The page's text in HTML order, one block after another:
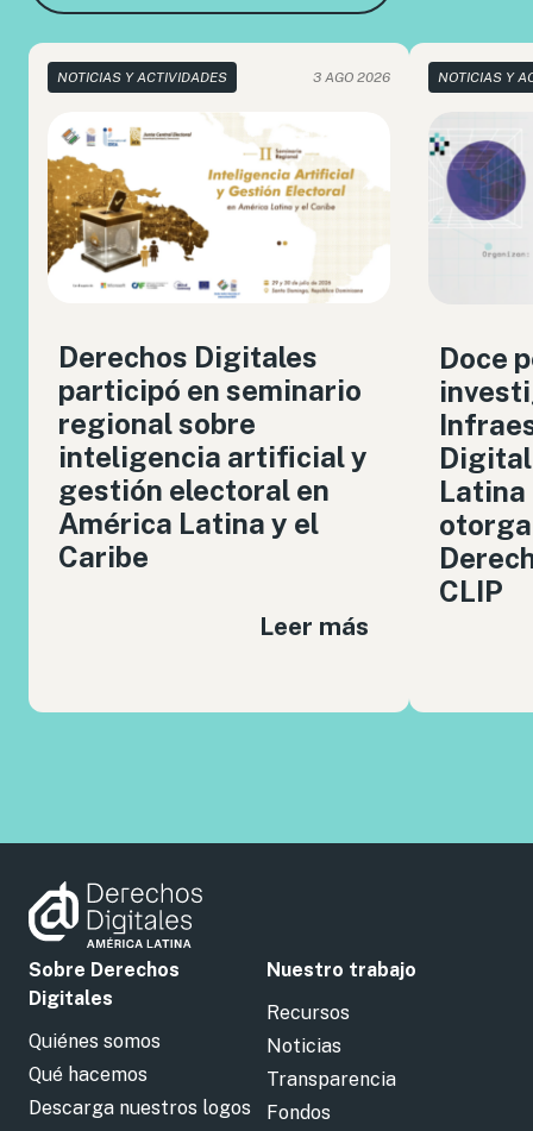
NOTICIAS Y ACTIVIDADES 3 AGO 2026
Derechos Digitales
participó en seminario
regional sobre
inteligencia artificial y
gestión electoral en
América Latina y el
Caribe
Leer más
NOTICIAS Y
Doce
Latina
CLIP
Sobre Derechos
Digitales
Quiénes somos
Qué hacemos
Descarga nuestros logos
Nuestro trabajo
Recursos
Noticias
Transparencia
Fondos